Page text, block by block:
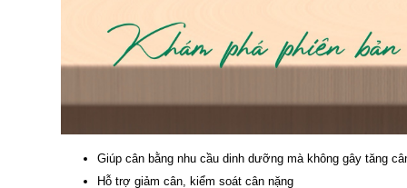
Giúp cân bằng nhu cầu dinh dưỡng mà không gây tăng
Hỗ trợ giảm cân, kiểm soát cân nặng